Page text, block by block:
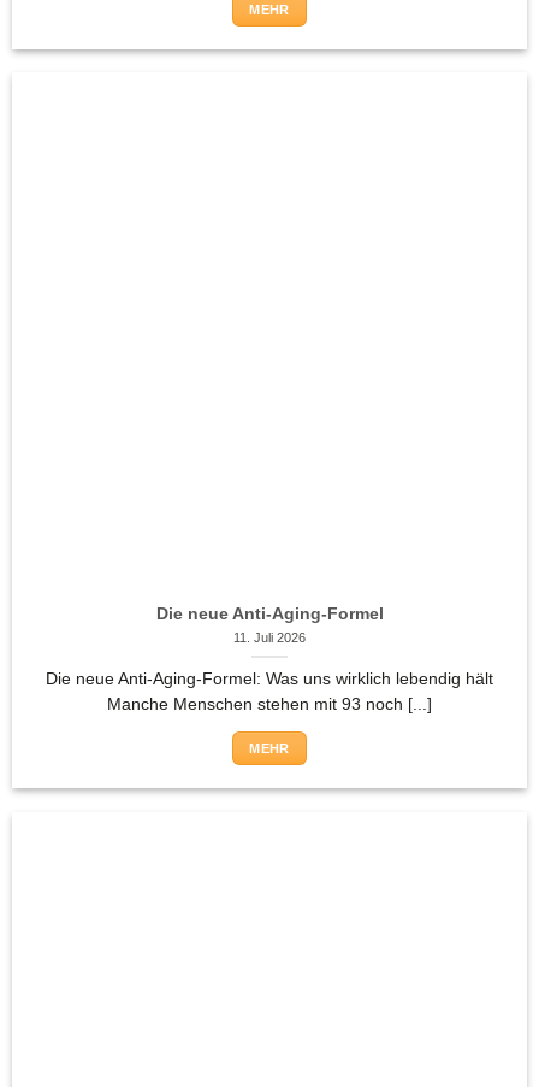
MEHR
Die neue Anti-Aging-Formel
11. Juli 2026
Die neue Anti-Aging-Formel: Was uns wirklich lebendig hält
Manche Menschen stehen mit 93 noch [...]
MEHR